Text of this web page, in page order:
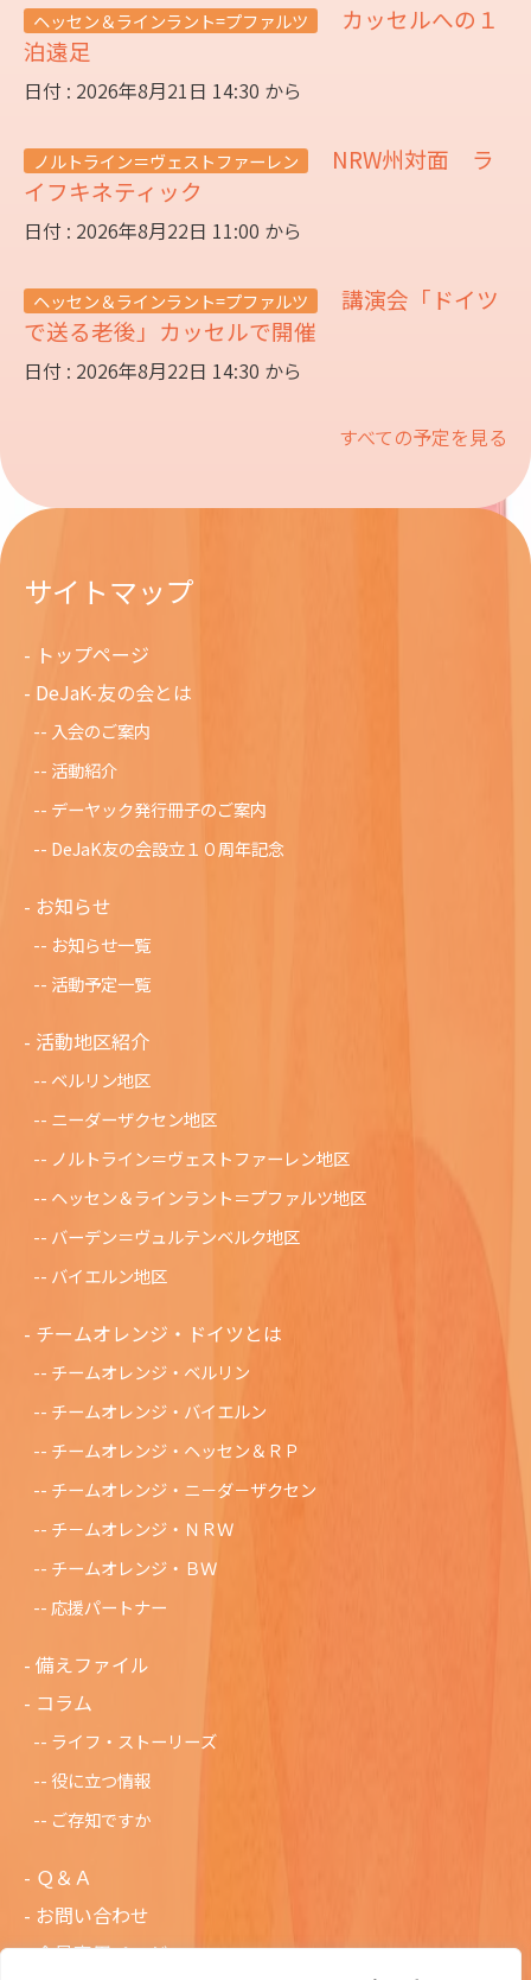
ヘッセン＆ラインラント=プファルツ
カッセルへの１
泊遠足
日付 : 2026年8月21日 14:30 から
ノルトライン＝ヴェストファーレン
NRW州対面 ラ
イフキネティック
日付 : 2026年8月22日 11:00 から
ヘッセン＆ラインラント=プファルツ
講演会「ドイツ
で送る老後」カッセルで開催
日付 : 2026年8月22日 14:30 から
すべての予定を見る
サイトマップ
トップページ
DeJaK-友の会とは
入会のご案内
活動紹介
デーヤック発行冊子のご案内
DeJaK友の会設立１０周年記念
お知らせ
お知らせ一覧
活動予定一覧
活動地区紹介
ベルリン地区
ニーダーザクセン地区
ノルトライン＝ヴェストファーレン地区
ヘッセン＆ラインラント＝プファルツ地区
バーデン＝ヴュルテンベルク地区
バイエルン地区
チームオレンジ・ドイツとは
チームオレンジ・ベルリン
チームオレンジ・バイエルン
チームオレンジ・ヘッセン＆ＲＰ
チームオレンジ・ニ－ダ－ザクセン
チ－ムオレンジ・ＮＲＷ
チームオレンジ・ＢＷ
応援パートナー
備えファイル
コラム
ライフ・ストーリーズ
役に立つ情報
ご存知ですか
Ｑ＆Ａ
お問い合わせ
会員専用ページ